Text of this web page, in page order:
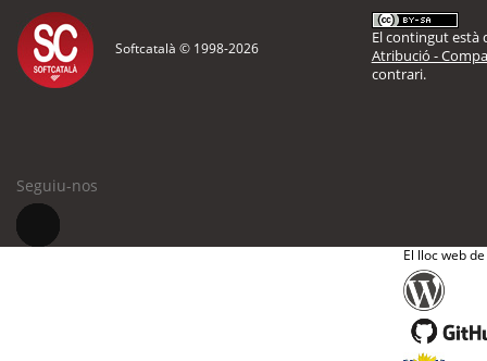
Softcatalà © 1998-2026
El contingut està
Atribució -
contrari.
Seguiu-nos
El lloc web